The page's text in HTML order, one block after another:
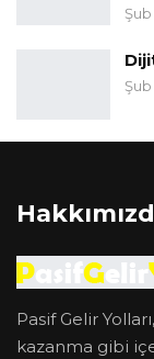
Şub
Pasif Gelir
kazanma gibi